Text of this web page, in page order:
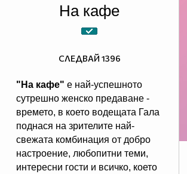
На кафе
"На кафе" е най-успешното
сутрешно женско предаване -
времето, в което водещата Гала
поднася на зрителите най-
свежата комбинация от добро
настроение, любопитни теми,
интересни гости и всичко, което
СЛЕДВАЙ 1396